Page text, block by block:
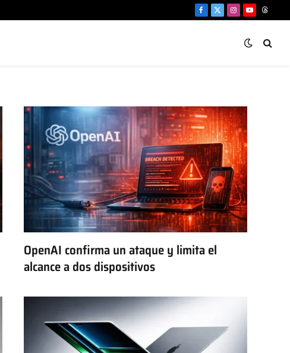
Facebook
X
Instagram
YouTube
OpenAI confirma un ataque y limita el
alcance a dos dispositivos